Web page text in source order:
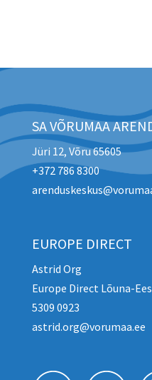
SA VÕRUMAA
Jüri 12, Võru 65605
+372 786 8300
EUROPE DIRECT
Astrid Org
Europe Direct Lõuna-
5309 0923
astrid.org@vorumaa.ee